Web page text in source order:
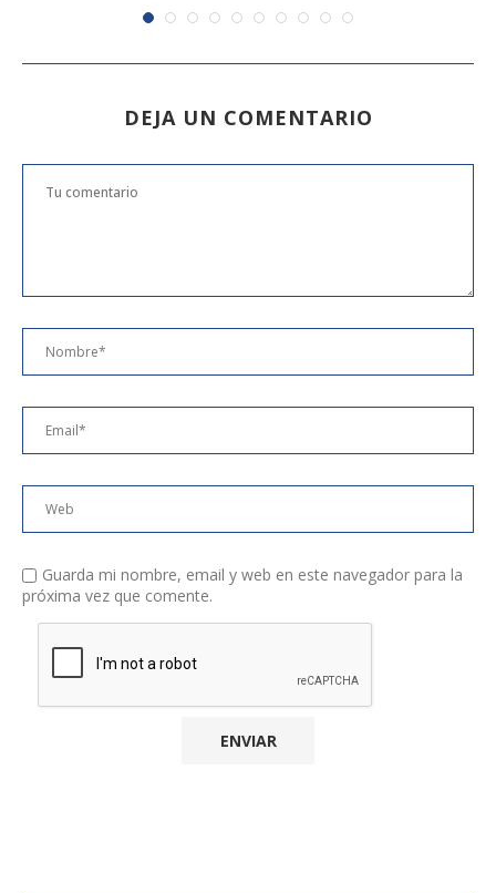
DEJA UN COMENTARIO
Guarda mi nombre, email y web en este navegador para la
próxima vez que comente.